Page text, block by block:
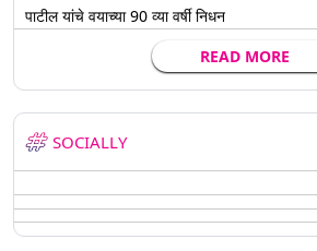
पाटील यांचे वयाच्या 90 व्या वर्षी निधन
READ MORE
SOCIALLY